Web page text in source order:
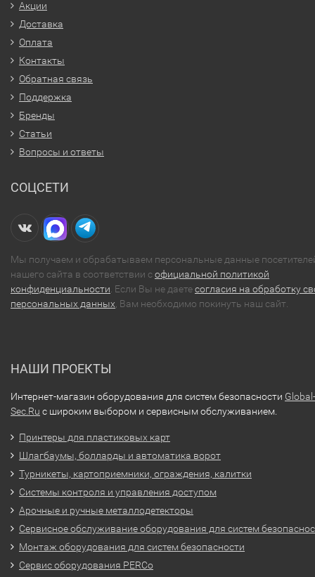
Акции
Доставка
Оплата
Контакты
Обратная связь
Поддержка
Бренды
Статьи
Вопросы и ответы
СОЦСЕТИ
Мы получаем и обрабатываем персональные данные
нашего сайта в соответствии софициальной политикой
конфиденциальности . Если Вы не даетесогласия на обработку
персональных данных , Вам необходимо покинуть наш сайт.
НАШИ ПРОЕКТЫ
Интернет-магазин оборудования для систем безопасности Global-
Sec.Ru с широким выбором и сервисным обслуживанием.
Принтеры для пластиковых карт
Шлагбаумы, болларды и автоматика ворот
Турникеты, картоприемники, ограждения, калитки
Системы контроля и управления доступом
Арочные и ручные металлодетекторы
Сервисное обслуживание оборудования для систем
Монтаж оборудования для систем безопасности
Сервис оборудования PERCo